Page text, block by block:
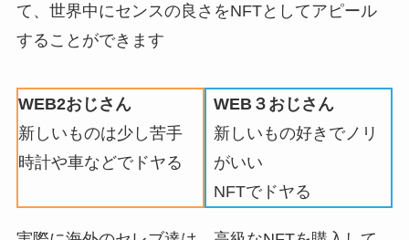
て、世界中にセンスの良さをNFTとしてアピール
することができます
WEB2おじさん
新しいものは少し苦手
時計や車などでドヤる
WEB３おじさん
新しいもの好きでノリ
がいい
NFTでドヤる